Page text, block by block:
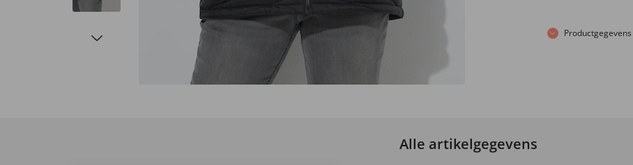
Productgegevens
Alle artikelgegevens